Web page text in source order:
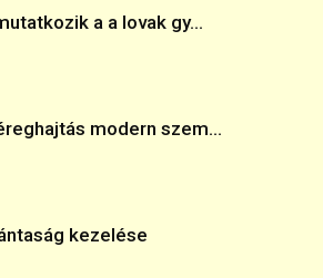
a a lovak gy...
modern szem...
kezelése